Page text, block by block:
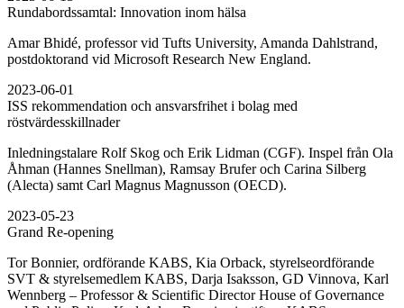
Rundabordssamtal: Innovation inom hälsa
Amar Bhidé, professor vid Tufts University, Amanda Dahlstrand,
postdoktorand vid Microsoft Research New England.
2023-06-01
ISS rekommendation och ansvarsfrihet i bolag med
röstvärdesskillnader
Inledningstalare Rolf Skog och Erik Lidman (CGF). Inspel från Ola
Åhman (Hannes Snellman), Ramsay Brufer och Carina Silberg
(Alecta) samt Carl Magnus Magnusson (OECD).
2023-05-23
Grand Re-opening
Tor Bonnier, ordförande KABS, Kia Orback, styrelseordförande
SVT & styrelsemedlem KABS, Darja Isaksson, GD Vinnova, Karl
Wennberg – Professor & Scientific Director House of Governance